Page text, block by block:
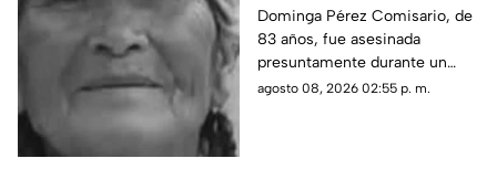
le robaron los $90 que
había ganado
vendiendo cemitas
Dominga Pérez Comisario, de
83 años, fue asesinada
presuntamente durante un
asalto en Amozoc, Puebla,
agosto 08, 2026 02:55 p. m.